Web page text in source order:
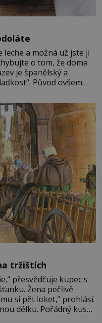
leche a možná už jste ji
o tom, že doma
je španělský a
Původ ovšem
zemí a k tomu
tržištích
přesvědčuje kupec s
Žena pečlivě
si pět loket,“ prohlásí.
délku. Pořádný kus